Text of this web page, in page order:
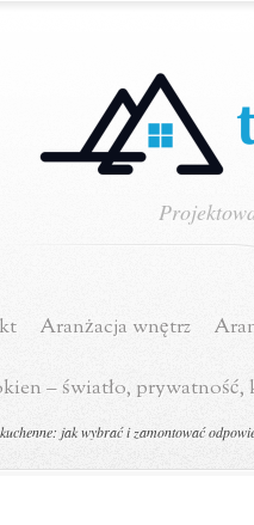
Aranżacja wnętrz
– światło,
jak wybrać i zamontować